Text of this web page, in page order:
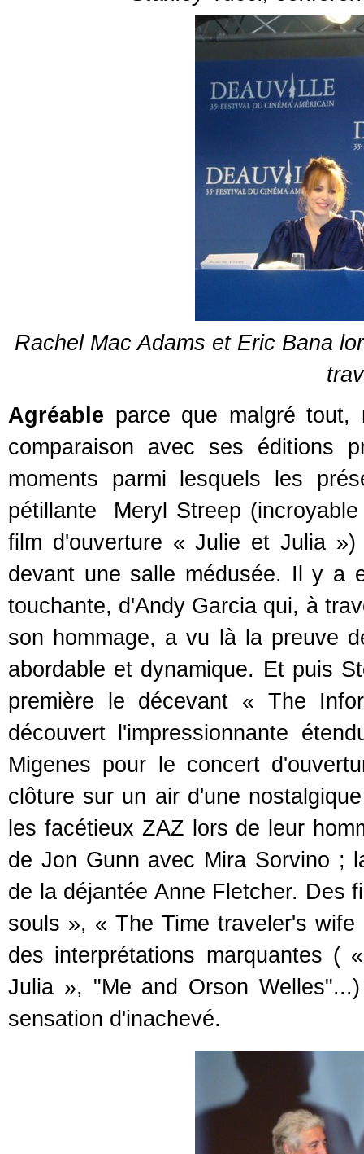
Rachel Mac Adams et Eric Bana
Agréable parce que malgré
comparaison avec ses éditions
moments parmi lesquels les
pétillante Meryl Streep
film d'ouverture « Julie et Julia
devant une salle médusée. Il y a
touchante, d'Andy Garcia qui, à
son hommage, a vu là la preuve
abordable et dynamique. Et puis
première le décevant « The
découvert l'impressionnante
Migenes pour le concert
clôture sur un air d'une
les facétieux ZAZ lors de leur
de Jon Gunn avec Mira Sorvino ;
de la déjantée Anne Fletcher. Des
souls », « The Time traveler's
des interprétations marquantes
Julia », "Me and Orson
sensation d'inachevé.